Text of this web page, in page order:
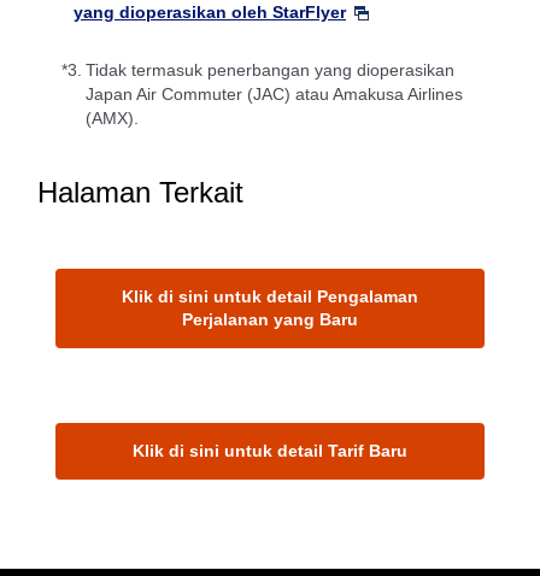
yang dioperasikan oleh StarFlyer
*3. Tidak termasuk penerbangan yang dioperasikan
Japan Air Commuter (JAC) atau Amakusa Airlines
(AMX).
Halaman Terkait
Klik di sini untuk detail Pengalaman
Perjalanan yang Baru
Klik di sini untuk detail Tarif Baru